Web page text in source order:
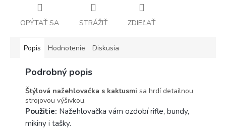
OPÝTAŤ SA STRÁŽIŤ ZDIEĽAŤ
Popis Hodnotenie Diskusia
Podrobný popis
Štýlová nažehlovačka s kaktusmi sa hrdí detailnou
strojovou výšivkou.
Použitie: Nažehlovačka vám ozdobí rifle, bundy,
mikiny i tašky.